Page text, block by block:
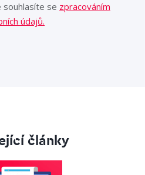
souhlasíte se zpracováním
údajů.
články